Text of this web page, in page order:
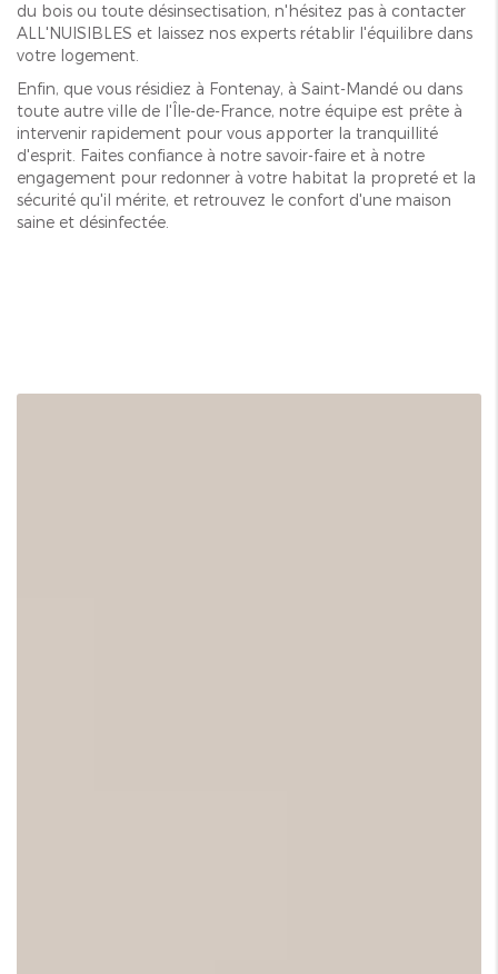
du bois ou toute désinsectisation, n'hésitez pas à contacter
ALL'NUISIBLES et laissez nos experts rétablir l'équilibre dans
votre logement.
Enfin, que vous résidiez à Fontenay, à Saint-Mandé ou dans
toute autre ville de l'Île-de-France, notre équipe est prête à
intervenir rapidement pour vous apporter la tranquillité
d'esprit. Faites confiance à notre savoir-faire et à notre
engagement pour redonner à votre habitat la propreté et la
sécurité qu'il mérite, et retrouvez le confort d'une maison
saine et désinfectée.